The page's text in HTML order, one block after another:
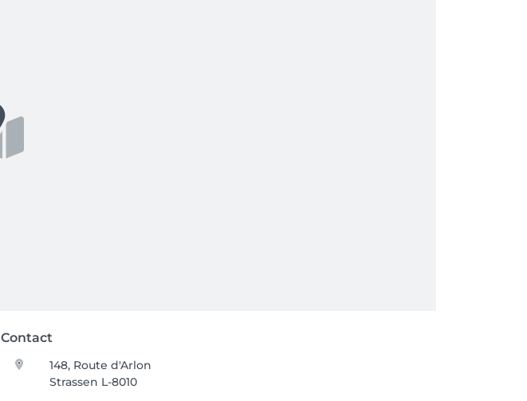
Contact
148, Route d'Arlon
Strassen L-8010